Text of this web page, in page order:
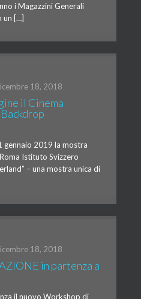
i Magazzini Generali
un […]
18, 2018
il Cinema
gennaio 2019 la mostra
Istituto Svizzero
– una mostra unica di
18, 2018
in partenza a
il nuovo Workshop di